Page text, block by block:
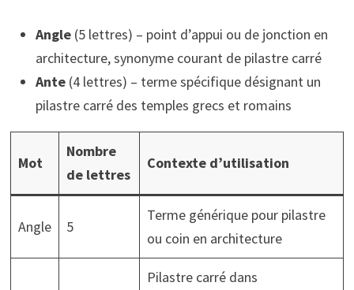
Angle(5 lettres) – point d’appui ou de jonction en
architecture, synonyme courant de pilastre carré
Ante(4 lettres) – terme spécifique désignant un
pilastre carré des temples grecs et romains
Mot
Nombre
de lettres
Contexte d’utilisation
Angle 5
Terme générique pour pilastre
ou coin en architecture
Pilastre carré dans